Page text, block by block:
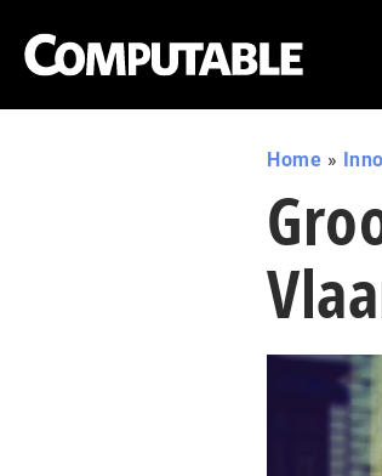
Home »